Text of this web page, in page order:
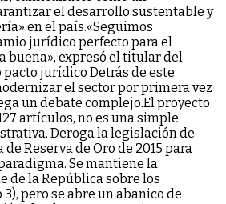
el desarrollo sustentable y
en el país.«Seguimos
jurídico perfecto para el
buena», expresó el titular del
jurídico Detrás de este
el sector por primera vez
un debate complejo.El proyecto
artículos, no es una simple
Deroga la legislación de
de Reserva de Oro de 2015 para
Se mantiene la
de la República sobre los
pero se abre un abanico de